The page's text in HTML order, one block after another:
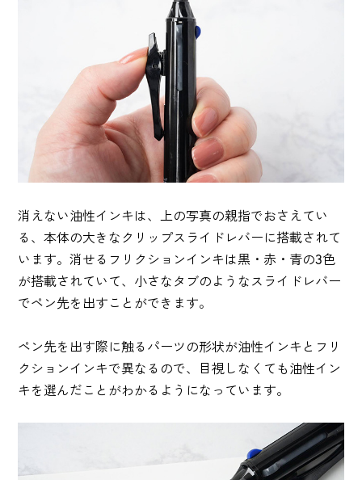
消えない油性インキは、上の写真の親指でおさえてい
る、本体の大きなクリップスライドレバーに搭載されて
います。消せるフリクションインキは黒・赤・青の3色
が搭載されていて、小さなタブのようなスライドレバー
でペン先を出すことができます。
ペン先を出す際に触るパーツの形状が油性インキとフリ
クションインキで異なるので、目視しなくても油性イン
キを選んだことがわかるようになっています。